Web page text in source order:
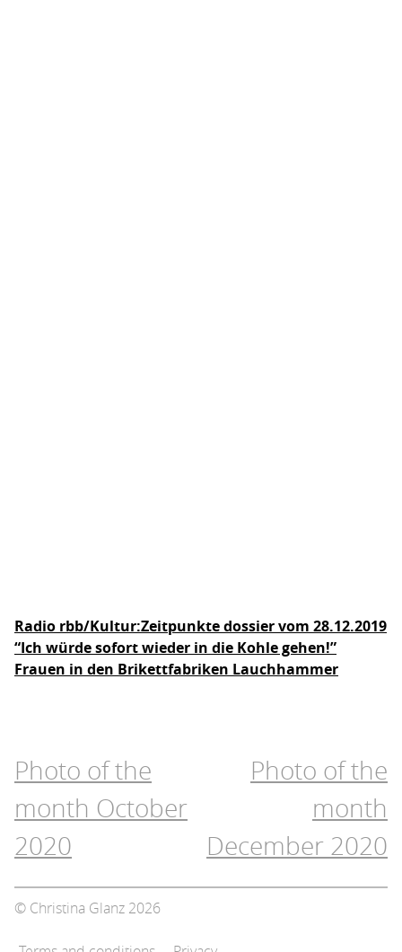
Radio rbb/Kultur:Zeitpunkte dossier vom 28.12.2019
“Ich würde sofort wieder in die Kohle gehen!”
Frauen in den Brikettfabriken Lauchhammer
Post
navigation
Photo of the
month October
2020
Photo of the
month
December 2020
© Christina Glanz 2026